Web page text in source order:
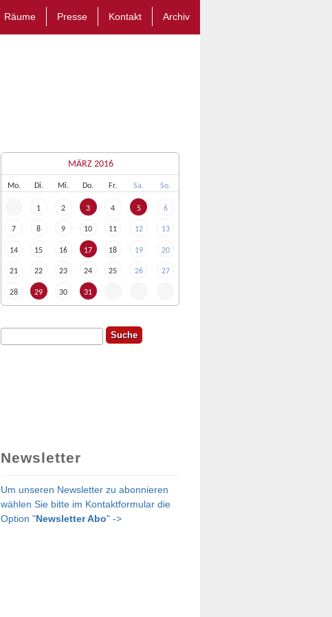
Räume Presse Kontakt Archiv
Mo. Di. Mi. Do. Fr. Sa. So.
1 2 3 4 5 6
7 8 9 10 11 12 13
14 15 16 17 18 19 20
21 22 23 24 25 26 27
28 29 30 31
MÄRZ 2016
Suchformular
Newsletter
Um unseren Newsletter zu abonnieren
wählen Sie bitte im Kontaktformular die
Option "Newsletter Abo" ->